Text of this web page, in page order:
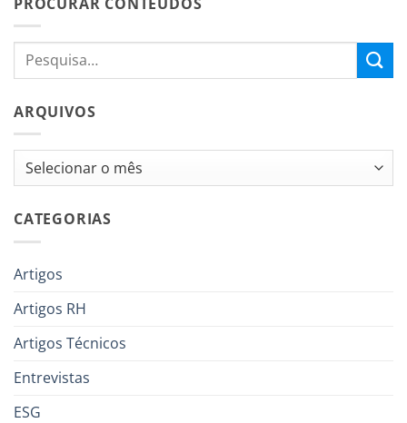
ARQUIVOS
Arquivos
CATEGORIAS
Artigos
Artigos RH
Artigos Técnicos
Entrevistas
ESG